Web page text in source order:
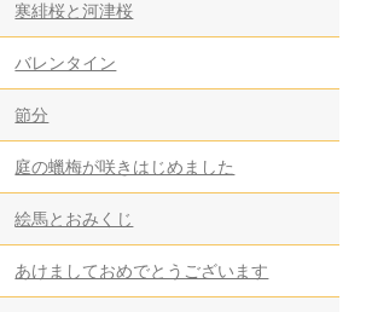
寒緋桜と河津桜
バレンタイン
節分
庭の蠟梅が咲きはじめました
絵馬とおみくじ
あけましておめでとうございます